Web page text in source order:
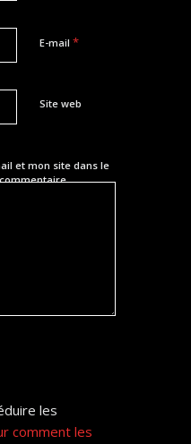
E-mail *
Site web
et mon site dans le
les
comment les